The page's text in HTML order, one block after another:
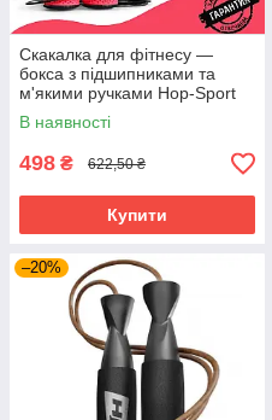
Скакалка для фітнесу —
бокса з підшипниками та
м'якими ручками Hop-Sport
червона
В наявності
498 ₴ 622,50 ₴
Купити
–20%